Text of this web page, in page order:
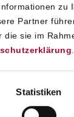
zu
Partner
sie im
Statistiken
ONLINE